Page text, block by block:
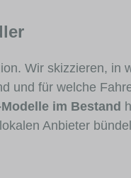
Wir skizzieren, in
und für welche
im Bestand
Anbieter